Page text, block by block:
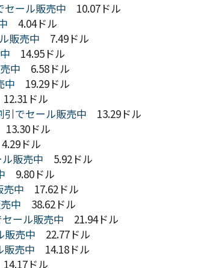
ール販売中 10.07ドル
4.04ドル
販売中 7.49ドル
14.95ドル
中 6.58ドル
中 19.29ドル
12.31ドル
でセール販売中 13.29ドル
13.30ドル
ドル
販売中 5.92ドル
9.80ドル
中 17.62ドル
中 38.62ドル
ール販売中 21.94ドル
販売中 22.77ドル
売中 14.18ドル
14.17ドル